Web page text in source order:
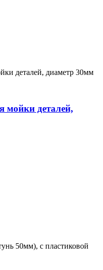
мойки деталей,